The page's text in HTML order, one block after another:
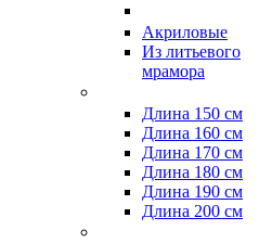
Акриловые
Из литьевого
мрамора
Длина 150 см
Длина 160 см
Длина 170 см
Длина 180 см
Длина 190 см
Длина 200 см